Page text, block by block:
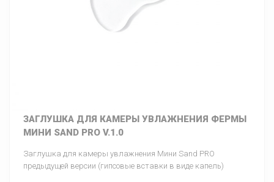
ЗАГЛУШКА ДЛЯ КАМЕРЫ УВЛАЖНЕНИЯ ФЕРМЫ
МИНИ SAND PRO V.1.0
Заглушка для камеры увлажнения Мини Sand PRO
предыдущей версии (гипсовые вставки в виде капель)